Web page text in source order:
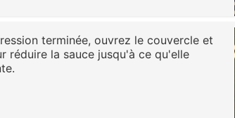
terminée, ouvrez le couvercle et
réduire la sauce jusqu'à ce qu'elle